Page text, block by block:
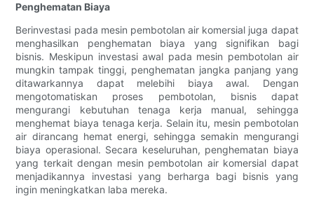
Penghematan Biaya
Berinvestasi pada mesin pembotolan air komersial juga dapat
menghasilkan penghematan biaya yang signifikan bagi
bisnis. Meskipun investasi awal pada mesin pembotolan air
mungkin tampak tinggi, penghematan jangka panjang yang
ditawarkannya dapat melebihi biaya awal. Dengan
mengotomatiskan proses pembotolan, bisnis dapat
mengurangi kebutuhan tenaga kerja manual, sehingga
menghemat biaya tenaga kerja. Selain itu, mesin pembotolan
air dirancang hemat energi, sehingga semakin mengurangi
biaya operasional. Secara keseluruhan, penghematan biaya
yang terkait dengan mesin pembotolan air komersial dapat
menjadikannya investasi yang berharga bagi bisnis yang
ingin meningkatkan laba mereka.